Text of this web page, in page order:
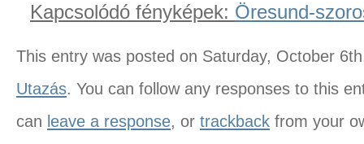
Kapcsolódó fényképek: Öresund-
This entry was posted on Saturday, October
Utazás. You can follow any responses to this
can leave a response, or trackback from your